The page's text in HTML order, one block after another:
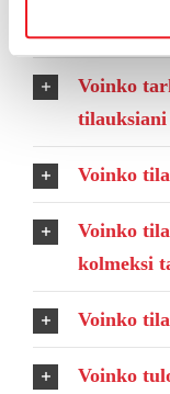
Voinko
tilauksiani
Voinko
Voinko
kolmeksi
Voinko
Voinko